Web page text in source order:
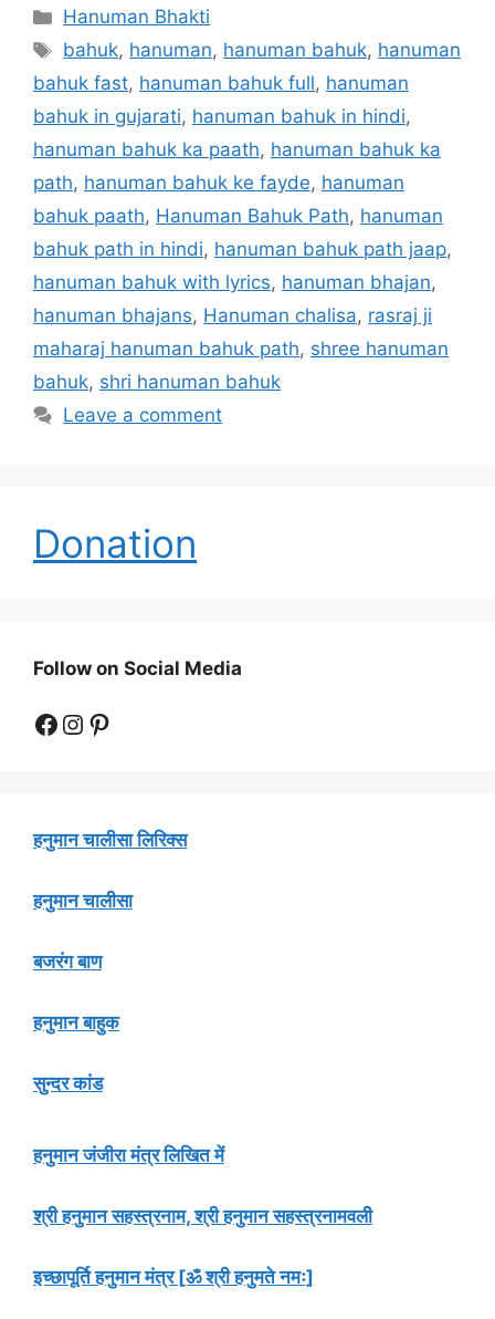
Categories
Hanuman Bhakti
Tags
bahuk, hanuman, hanuman bahuk, hanuman
bahuk fast, hanuman bahuk full, hanuman
bahuk in gujarati, hanuman bahuk in hindi,
hanuman bahuk ka paath, hanuman bahuk ka
path, hanuman bahuk ke fayde, hanuman
bahuk paath, Hanuman Bahuk Path, hanuman
bahuk path in hindi, hanuman bahuk path jaap,
hanuman bahuk with lyrics, hanuman bhajan,
hanuman bhajans, Hanuman chalisa, rasraj ji
maharaj hanuman bahuk path, shree hanuman
bahuk, shri hanuman bahuk
Leave a comment
Donation
Follow on Social Media
Facebook
Instagram
Pinterest
हनुमान चालीसा लिरिक्स
हनुमान चालीसा
बजरंग बाण
हनुमान बाहुक
सुन्दर कांड
हनुमान जंजीरा मंत्र लिखित में
श्री हनुमान सहस्त्रनाम, श्री हनुमान सहस्त्रनामवली
इच्छापूर्ति हनुमान मंत्र [ॐ श्री हनुमते नमः]